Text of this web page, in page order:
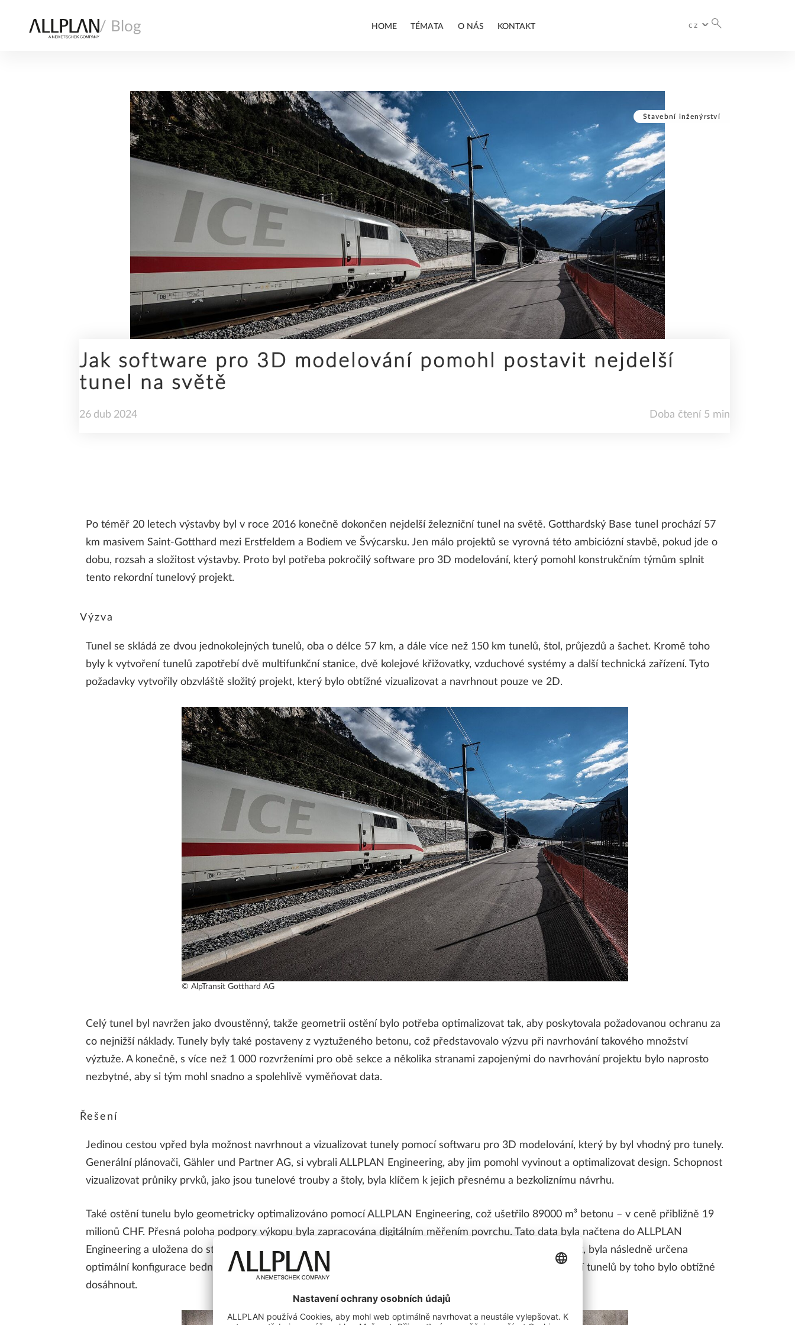
/ Blog HOME TÉMATA
ALLPLAN
BIM
PREFABRIKACE
SPOLEČNOST
O NÁS KONTAKT
cz
Stavební inženýrství
Jak software pro 3D modelování pomohl postavit nejdelší
tunel na světě
26 dub 2024 Doba čtení 5 min
Po téměř 20 letech výstavby byl v roce 2016 konečně dokončen nejdelší železniční tunel na světě. Gotthardský Base tunel prochází 57
km masivem Saint-Gotthard mezi Erstfeldem a Bodiem ve Švýcarsku. Jen málo projektů se vyrovná této ambiciózní stavbě, pokud jde o
dobu, rozsah a složitost výstavby. Proto byl potřeba pokročilý software pro 3D modelování, který pomohl konstrukčním týmům splnit
tento rekordní tunelový projekt.
Výzva
Tunel se skládá ze dvou jednokolejných tunelů, oba o délce 57 km, a dále více než 150 km tunelů, štol, průjezdů a šachet. Kromě toho
byly k vytvoření tunelů zapotřebí dvě multifunkční stanice, dvě kolejové křižovatky, vzduchové systémy a další technická zařízení. Tyto
požadavky vytvořily obzvláště složitý projekt, který bylo obtížné vizualizovat a navrhnout pouze ve 2D.
© AlpTransit Gotthard AG
Celý tunel byl navržen jako dvoustěnný, takže geometrii ostění bylo potřeba optimalizovat tak, aby poskytovala požadovanou ochranu za
co nejnižší náklady. Tunely byly také postaveny z vyztuženého betonu, což představovalo výzvu při navrhování takového množství
výztuže. A konečně, s více než 1 000 rozvrženími pro obě sekce a několika stranami zapojenými do navrhování projektu bylo naprosto
nezbytné, aby si tým mohl snadno a spolehlivě vyměňovat data.
Řešení
Jedinou cestou vpřed byla možnost navrhnout a vizualizovat tunely pomocí softwaru pro 3D modelování, který by byl vhodný pro tunely.
Generální plánovači, Gähler und Partner AG, si vybrali ALLPLAN Engineering, aby jim pomohl vyvinout a optimalizovat design. Schopnost
vizualizovat průniky prvků, jako jsou tunelové trouby a štoly, byla klíčem k jejich přesnému a bezkoliznímu návrhu.
Také ostění tunelu bylo geometricky optimalizováno pomocí ALLPLAN Engineering, což ušetřilo 89000 m³ betonu – v ceně přibližně 19
milionů CHF. Přesná poloha podpory výkopu byla zapracována digitálním měřením povrchu. Tato data byla načtena do ALLPLAN
Engineering a uložena do standardních profilů. S přihlédnutím ke všem specifikacím, které bylo třeba splnit, byla následně určena
optimální konfigurace bednění a předána na stavbu k realizaci. Bez vhodného softwaru pro 3D modelování tunelů by toho bylo obtížné
dosáhnout.